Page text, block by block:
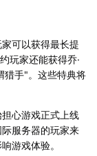
可以获得最长提
玩家还能获得乔·
猎手"。这些特典将
心游戏正式上线
服务器的玩家来
游戏体验。